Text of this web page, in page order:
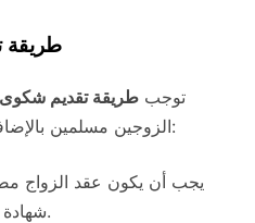
طريقة
توجب طريقة تقديم
الزوجين مسلمين بالإضافة إلى تحقق الشروط التالية:
يجب أن يكون عقد الزواج
شهادة الطلاق رسمية حسب الحالة.